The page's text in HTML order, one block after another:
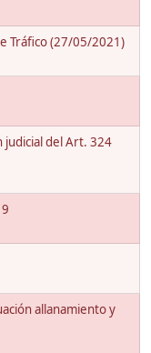
Tráfico (27/05/2021)
judicial del Art. 324
allanamiento y